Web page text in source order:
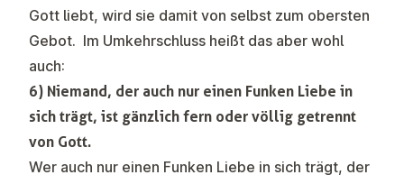
Gott liebt, wird sie damit von selbst zum obersten
Gebot. Im Umkehrschluss heißt das aber wohl
auch:
6) Niemand, der auch nur einen Funken Liebe in
sich trägt, ist gänzlich fern oder völlig getrennt
von Gott.
Wer auch nur einen Funken Liebe in sich trägt, der